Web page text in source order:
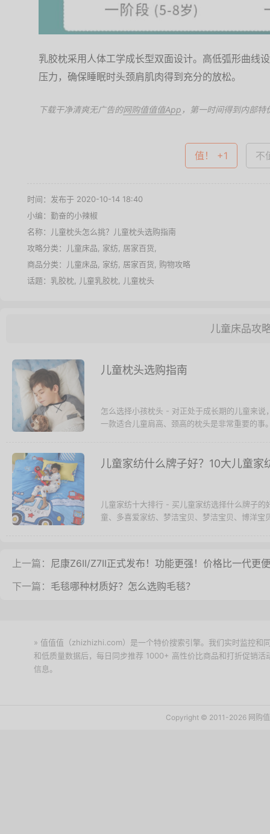
乳胶枕采用人体工学成长型双面设计。高低弧形曲线
压力，确保睡眠时头颈肩肌肉得到充分的放松。
下载干净清爽无广告的网购值值值App ，第一时间得到内部特
值！ +1 不
时间：发布于 2020-10-14 18:40
小编：勤奋的小辣椒
名称：
儿童枕头怎么挑？儿童枕头选购指南
攻略分类：
儿童床品 家纺 居家百货
商品分类：
儿童床品 家纺 居家百货
购物攻略
话题： 乳胶枕 儿童乳胶枕 儿童枕头
儿童床品攻
儿童枕头选购指南
怎么选择小孩枕头 - 对正处于成长期的儿童来
一款适合儿童肩高、颈高的枕头是非常重要的
儿童家纺什么牌子好？10大儿童家
儿童家纺十大排行 - 买儿童家纺选择什么牌子
童、多喜爱家纺、梦洁宝贝、梦洁宝贝、博洋
上一篇： 尼康Z6II/Z7II正式发布！功能更强！价格比一代更
下一篇： 毛毯哪种材质好？怎么选购毛毯？
» 值值值（zhizhizhi.com）是一个特价搜索引擎。我们实时监控和
和低质量数据后，每日同步推荐 1000+ 高性价比商品和打折促销
信息。
Copyright © 2011-2026 网购